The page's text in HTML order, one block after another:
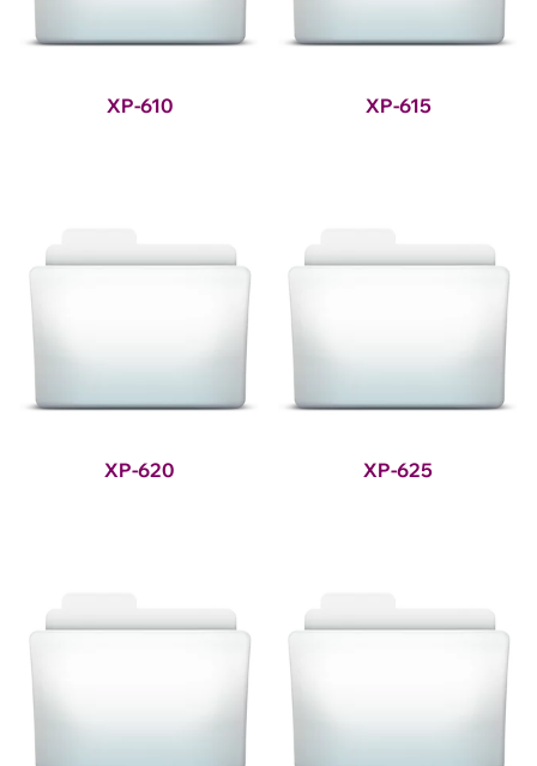
XP-610 XP-615
XP-620 XP-625